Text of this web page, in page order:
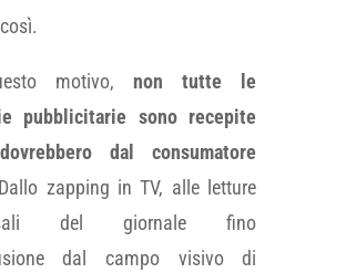
motivo, non tutte le
pubblicitarie sono recepite
dal consumatore
zapping in TV, alle letture
del giornale fino
dal campo visivo di